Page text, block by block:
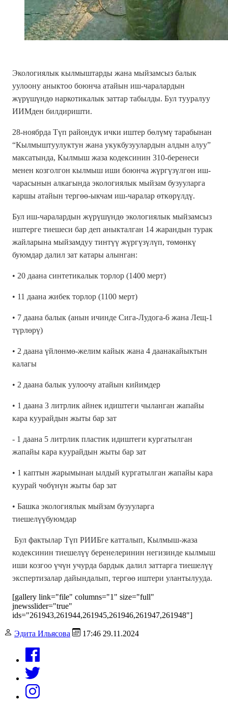
Экологиялык кылмыштарды жана мыйзамсыз балык
уулоону аныктоо боюнча атайын иш-чаралардын
жүрүшүндө наркотикалык заттар табылды. Бул тууралуу
ИИМден билдиришти.
28-ноябрда Түп райондук ички иштер бөлүмү тарабынан
“Кылмыштуулуктун жана укукбузуулардын алдын алуу”
максатында, Кылмыш жаза кодексинин 310-беренеси
менен козголгон кылмыш иши боюнча жүргүзүлгөн иш-
чарасынын алкагында экологиялык мыйзам бузууларга
каршы атайын тергөө-ыкчам иш-чаралар өткөрүлдү.
Бул иш-чаралардын жүрүшүндө экологиялык мыйзамсыз
иштерге тиешеси бар деп аныкталган 14 жарандын турак
жайларына мыйзамдуу тинтүү жүргүзүлүп, төмөнкү
буюмдар далил зат катары алынган:
• 20 даана синтетикалык торлор (1400 мерт)
• 11 даана жибек торлор (1100 мерт)
• 7 даана балык (анын ичинде Сига-Лудога-6 жана Лещ-1
түрлөрү)
• 2 даана үйлөнмө-желим кайык жана 4 даанакайыктын
калагы
• 2 даана балык уулоочу атайын кийимдер
• 1 даана 3 литрлик айнек идиштеги чыланган жапайы
кара куурайдын жыты бар зат
- 1 даана 5 литрлик пластик идиштеги кургатылган
жапайы кара куурайдын жыты бар зат
• 1 каптын жарымынан ылдый кургатылган жапайы кара
куурай чөбүнүн жыты бар зат
• Башка экологиялык мыйзам бузууларга
тиешелүүбуюмдар
Бул фактылар Түп РИИБге катталып, Кылмыш-жаза
кодексинин тиешелүү беренелеринин негизинде кылмыш
иши козгоо үчүн учурда бардык далил заттарга тиешелүү
экспертизалар дайындалып, тергөө иштери улантылууда.
[gallery link="file" columns="1" size="full"
jnewsslider="true"
ids="261943,261944,261945,261946,261947,261948"]
Эдита Ильясова 17:46 29.11.2024